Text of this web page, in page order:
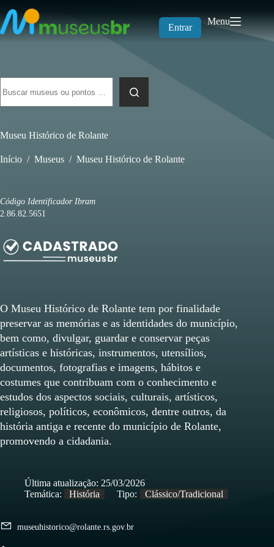
para
o
conteúdo
Entrar
Menu
resultados
Museu Histórico de Rolante
Início / Museus / Museu Histórico de Rolante
Código Identificador Ibram
2.86.82.5651
museuhistorico@rolante.rs.gov.br
O Museu Histórico de Rolante tem por finalidade
preservar as memórias e as identidades do município,
bem como, divulgar, guardar e conservar peças
artísticas e históricas, instrumentos, utensílios,
documentos, fotografias e imagens, hábitos e
costumes que contribuam com o conhecimento e
estudos dos aspectos sociais, culturais, artísticos,
religiosos, políticos, econômicos, dentre outros, da
história antiga e recente do município de Rolante,
promovendo a cidadania.
Última atualização: 25/03/2026
Temática:
História Tipo: Clássico/Tradicional